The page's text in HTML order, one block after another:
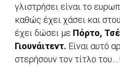
γλιστρήσει είναι το
καθώς έχει χάσει και
έχει δώσει με Πόρτο,
Γιουνάιτεντ. Είναι αυτό
στερήσουν τον τίτλο του…